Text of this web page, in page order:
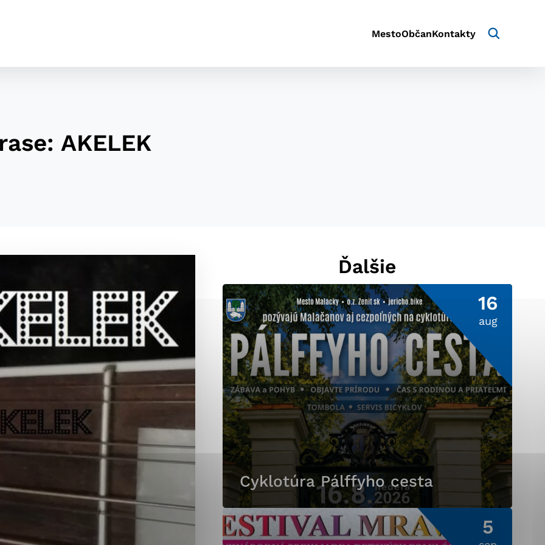
MestoObčanKontakty
AKELEK
Ďalšie
16
aug
Cyklotúra Pálffyho cesta
5
ktorú chcete povoliť
pre prevádzku nevyhnutné a pomáhajú urobiť webové stránky uplatniteľnými
funkcie, ako je navigácia na stránke a prístup k zabezpečeným oblastiam webovej
prevádzkovateľovi stránok pochopiť, ako návštevníci stránok stránku používajú,
a ponúknuť im lepšiu skúsenosť. Všetky dáta sa zbierajú anonymne a nie je
osobou.
Viac informácií